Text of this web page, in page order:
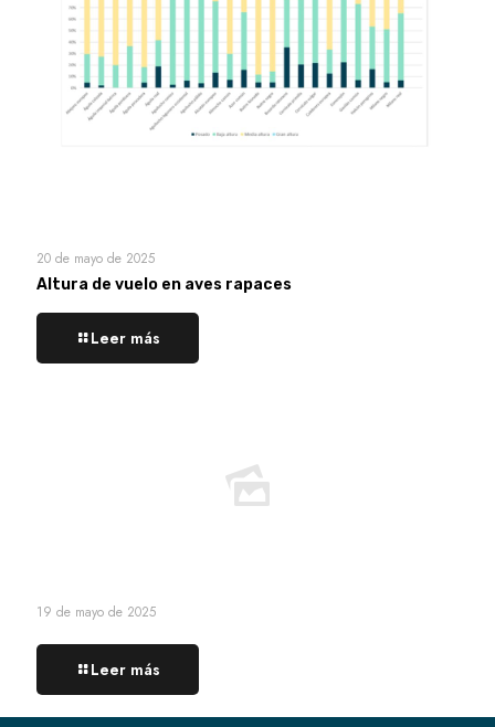
20 de mayo de 2025
Altura de vuelo en aves rapaces
Leer más
19 de mayo de 2025
Leer más